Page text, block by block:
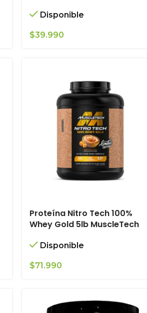
Disponible
$39.990
Proteína Nitro Tech 100%
Whey Gold 5lb MuscleTech
Disponible
$71.990